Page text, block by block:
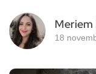
Meriem
18